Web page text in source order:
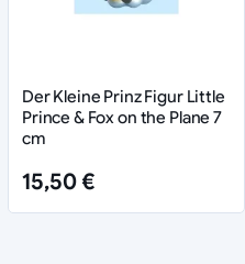
Der Kleine Prinz Figur Little
Prince & Fox on the Plane 7
cm
15,50 €